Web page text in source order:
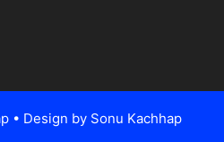
• Design by Sonu Kachhap